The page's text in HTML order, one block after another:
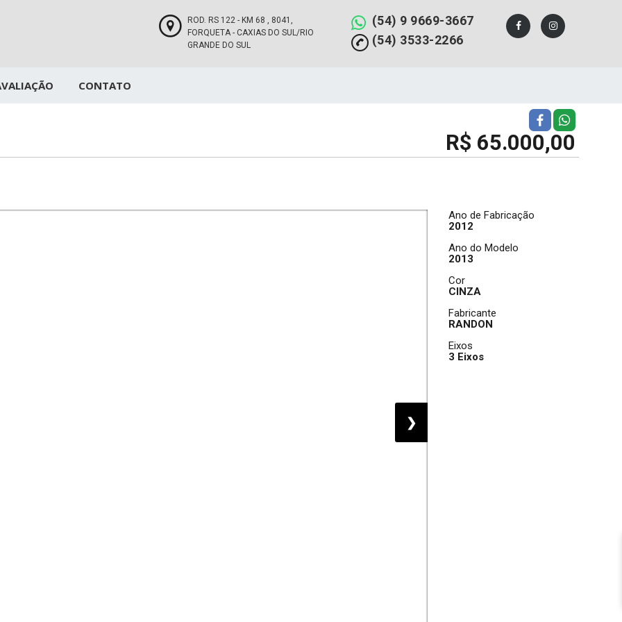
(54) 9 9669-3667
(54) 3533-2266
ROD. RS 122 - KM 68 , 8041,
FORQUETA - CAXIAS DO SUL/RIO
GRANDE DO SUL
CONTATO
R$ 65.000,00
❯
Ano de Fabricação
2012
Ano do Modelo
2013
Cor
CINZA
Fabricante
RANDON
Eixos
3 Eixos